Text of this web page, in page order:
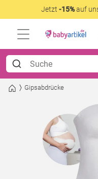
Jetzt -15%auf
Gipsabdrücke